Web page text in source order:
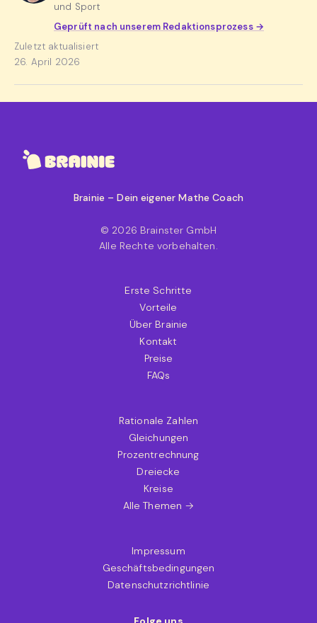
und Sport
Geprüft nach unserem Redaktionsprozess →
Zuletzt aktualisiert
26. April 2026
Brainie – Dein eigener Mathe Coach
© 2026 Brainster GmbH
Alle Rechte vorbehalten.
Erste Schritte
Vorteile
Über Brainie
Kontakt
Preise
FAQs
Rationale Zahlen
Gleichungen
Prozentrechnung
Dreiecke
Kreise
Alle Themen →
Impressum
Geschäftsbedingungen
Datenschutzrichtlinie